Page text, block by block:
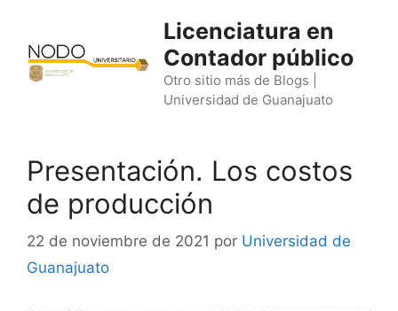
contenido
Licenciatura en
Contador público
Otro sitio más de Blogs |
Universidad de Guanajuato
Presentación. Los costos
de producción
22 de noviembre de 2021 por Universidad de
Guanajuato